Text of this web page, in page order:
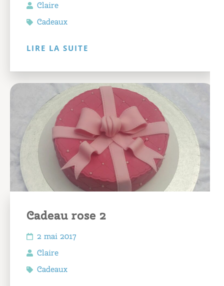
Claire
Cadeaux
LIRE LA SUITE
Cadeau rose 2
2 mai 2017
Claire
Cadeaux